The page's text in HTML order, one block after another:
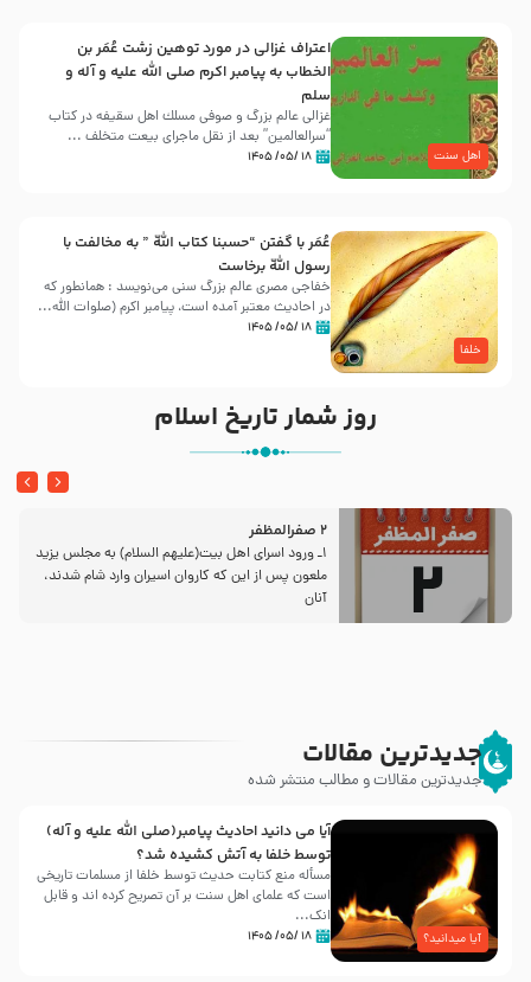
اهل سنت
اعتراف غزالی در مورد توهین زشت عُمَر بن
الخطاب به پیامبر اکرم صلی الله علیه و آله و
سلم
غزالی عالم بزرگ و صوفی مسلك اهل سقيفه در کتاب
“سرالعالمین” بعد از نقل ماجرای بیعت متخلف ...
۱۸ /۰۵/ ۱۴۰۵
خلفا
عُمَر با گفتن “حسبنا كتاب اللّه ” به مخالفت با
رسول اللّه برخاست
خفاجی مصری عالم بزرگ سنی می‌نویسد : همانطور که
در احادیث معتبر آمده است، پیامبر اکرم (صلوات اللّه...
۱۸ /۰۵/ ۱۴۰۵
روز شمار تاریخ اسلام
2 صفرالمظفر
1ـ ورود اسراى اهل بیت‌(علیهم السلام) به مجلس یزید
ملعون پس از این كه كاروان اسیران وارد شام شدند،
آنان
جدیدترین مقالات
جدیدترین مقالات و مطالب منتشر شده
آیا میدانید؟
آیا می دانید احادیث پیامبر(صلی الله علیه و آله)
توسط خلفا به آتش کشیده شد؟
مسأله منع کتابت حدیث توسط خلفا از مسلمات تاریخی
است که علمای اهل سنت بر آن تصریح کرده اند و قابل
انک...
۱۸ /۰۵/ ۱۴۰۵